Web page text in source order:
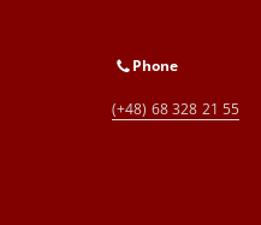
Phone
(+48) 68 328 21 55